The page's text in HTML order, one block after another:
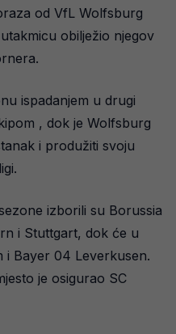
od VfL Wolfsburg
obilježio njegov
ispadanjem u drugi
, dok je Wolfsburg
i produžiti svoju
izborili su Borussia
i Stuttgart, dok će u
i Bayer 04 Leverkusen.
je osigurao SC